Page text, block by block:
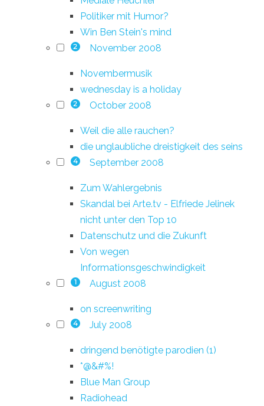
Politiker mit Humor?
Win Ben Stein's mind
2 November 2008
Novembermusik
wednesday is a holiday
2 October 2008
Weil die alle rauchen?
die unglaubliche dreistigkeit des seins
4 September 2008
Zum Wahlergebnis
Skandal bei Arte.tv - Elfriede Jelinek
nicht unter den Top 10
Datenschutz und die Zukunft
Von wegen
Informationsgeschwindigkeit
1 August 2008
on screenwriting
4 July 2008
dringend benötigte parodien (1)
*@&#%!
Blue Man Group
Radiohead